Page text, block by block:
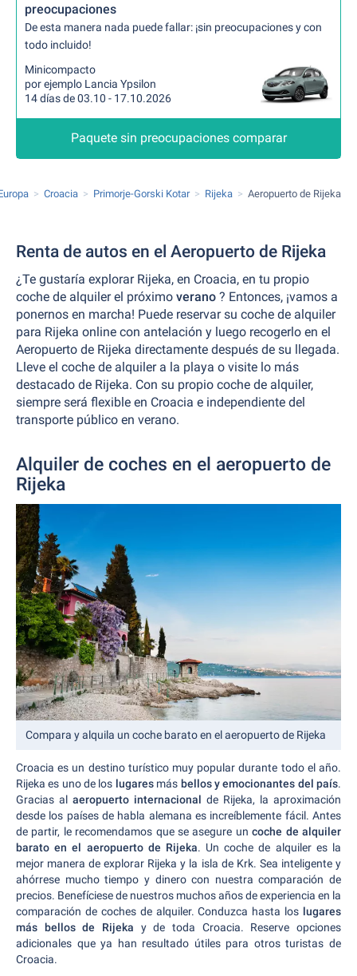
preocupaciones
De esta manera nada puede fallar: ¡sin preocupaciones y con
todo incluido!
Minicompacto
por ejemplo Lancia Ypsilon
14 días de 03.10 - 17.10.2026
Paquete sin preocupaciones comparar
Croacia Primorje-Gorski Kotar Rijeka Aeropuerto de Rijeka
Renta de autos en el Aeropuerto de Rijeka
¿Te gustaría explorar Rijeka, en Croacia, en tu propio
coche de alquiler el próximo verano ? Entonces, ¡vamos a
ponernos en marcha! Puede reservar su coche de alquiler
para Rijeka online con antelación y luego recogerlo en el
Aeropuerto de Rijeka directamente después de su llegada.
Lleve el coche de alquiler a la playa o visite lo más
destacado de Rijeka. Con su propio coche de alquiler,
siempre será flexible en Croacia e independiente del
transporte público en verano.
Alquiler de coches en el aeropuerto de
Rijeka
Compara y alquila un coche barato en el aeropuerto de Rijeka
Croacia es un destino turístico muy popular durante todo el año.
Rijeka es uno de los lugaresmás bellos y emocionantes del país.
Gracias al aeropuerto internacional de Rijeka, la aproximación
desde los países de habla alemana es increíblemente fácil. Antes
de partir, le recomendamos que se asegure uncoche de alquiler
barato en el aeropuerto de Rijeka. Un coche de alquiler es la
mejor manera de explorar Rijeka y la isla de Krk. Sea inteligente y
ahórrese mucho tiempo y dinero con nuestra comparación de
precios. Benefíciese de nuestros muchos años de experiencia en la
comparación de coches de alquiler. Conduzca hasta los lugares
más bellos de Rijeka y de toda Croacia. Reserve opciones
adicionales que ya han resultado útiles para otros turistas de
Croacia.